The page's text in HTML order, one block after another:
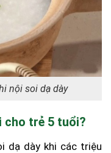
nội soi dạ dày
cho trẻ 5 tuổi?
dạ dày khi các triệu